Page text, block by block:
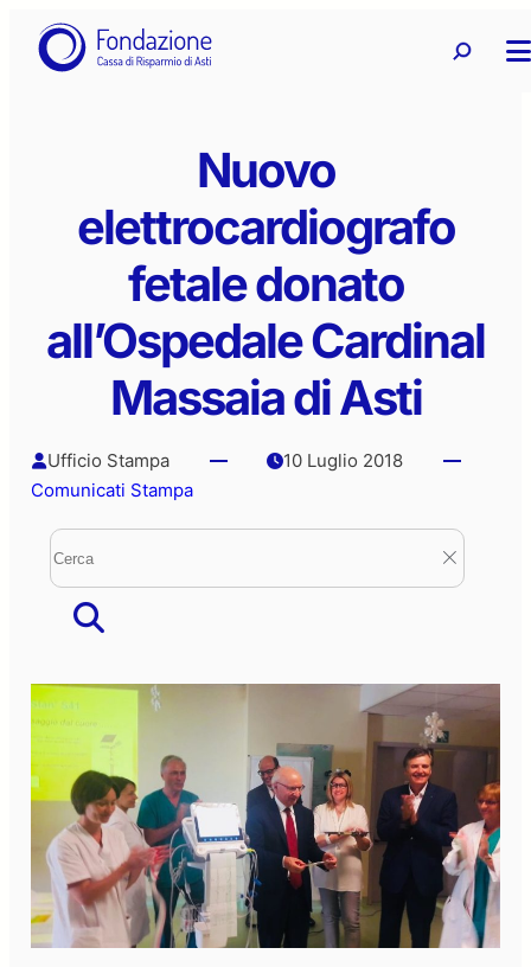
Ricerca
Ricerca
Nuovo
elettrocardiografo
fetale donato
all’Ospedale Cardinal
Massaia di Asti
Ufficio Stampa
10 Luglio 2018
Comunicati Stampa